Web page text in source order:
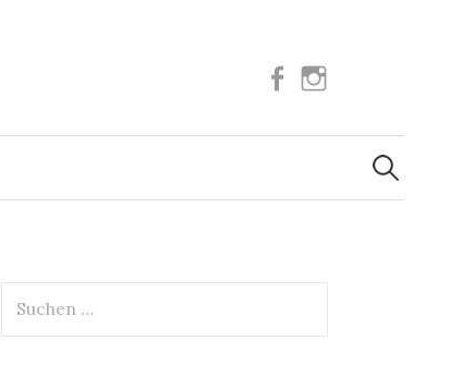
Facebook
Suchen
nach:
nach: